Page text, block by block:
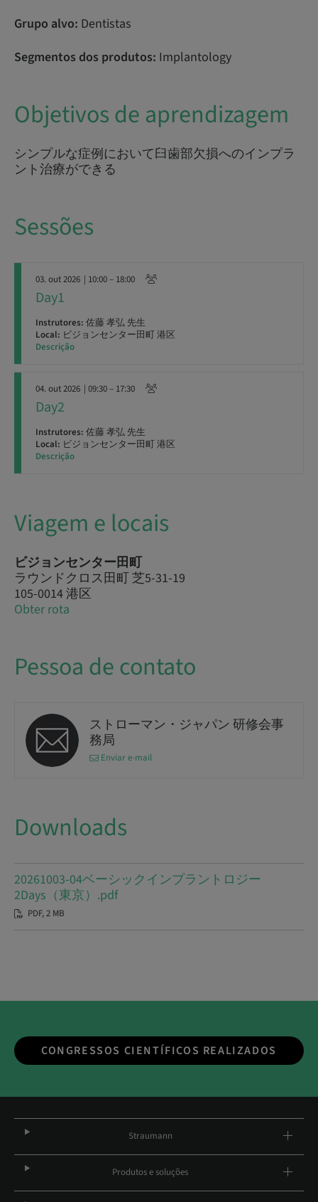
Grupo alvo: Dentistas
Segmentos dos produtos: Implantology
Objetivos de aprendizagem
シンプルな症例において臼歯部欠損へのインプラ
ント治療ができる
Sessões
03. out 2026 | 10:00 – 18:00
Day1
Instrutores: 佐藤 孝弘 先生
Local: ビジョンセンター田町 港区
Descrição
04. out 2026 | 09:30 – 17:30
Day2
Instrutores: 佐藤 孝弘 先生
Local: ビジョンセンター田町 港区
Descrição
Viagem e locais
ビジョンセンター田町
ラウンドクロス田町 芝5-31-19
105-0014 港区
Obter rota
Pessoa de contato
ストローマン・ジャパン 研修会事
務局
Enviar e-mail
Downloads
20261003-04ベーシックインプラントロジー
2Days（東京）.pdf
PDF, 2 MB
CONGRESSOS CIENTÍFICOS REALIZADOS
Straumann
Produtos e soluções